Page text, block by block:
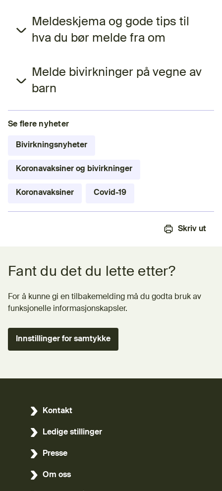
Meldeskjema og gode tips til
hva du bør melde fra om
Melde bivirkninger på vegne av
barn
Se flere nyheter
Bivirkningsnyheter
Koronavaksiner og bivirkninger
Koronavaksiner Covid-19
Skriv ut
Fant du det du lette etter?
For å kunne gi en tilbakemelding må du godta bruk av
funksjonelle informasjonskapsler.
Innstillinger for samtykke
Kontakt
Ledige stillinger
Presse
Om oss